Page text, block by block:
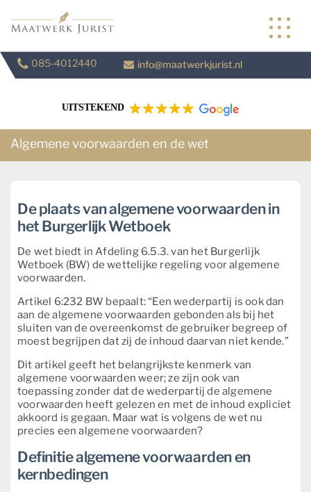
085-4012440 info@maatwerkjurist.nl
UITSTEKEND
Algemene voorwaarden en de wet
De plaats van algemene voorwaarden in
het Burgerlijk Wetboek
De wet biedt in Afdeling 6.5.3. van het Burgerlijk
Wetboek (BW) de wettelijke regeling voor algemene
voorwaarden.
Artikel 6:232 BW bepaalt: “Een wederpartij is ook dan
aan de algemene voorwaarden gebonden als bij het
sluiten van de overeenkomst de gebruiker begreep of
moest begrijpen dat zij de inhoud daarvan niet kende.”
Dit artikel geeft het belangrijkste kenmerk van
algemene voorwaarden weer; ze zijn ook van
toepassing zonder dat de wederpartij de algemene
voorwaarden heeft gelezen en met de inhoud expliciet
akkoord is gegaan. Maar wat is volgens de wet nu
precies een algemene voorwaarden?
Definitie algemene voorwaarden en
kernbedingen